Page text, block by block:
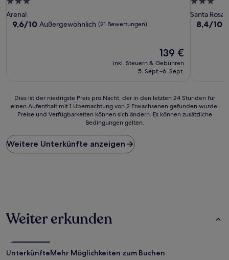
Sterne-
Unterkunft
Arenal
9.6
9,6/10 Außergewöhnlich (21 Bewertungen)
Der
Preis
beträgt
139 €
inkl. Steuern & Gebühren
5. Sept.–6. Sept.
Sterne-
Santa Rosa
8.4
8,4/10
Dies
ist
Preis
pro
Nacht,
einen
1 Übernachtung
von
Dies ist der niedrigste Preis pro Nacht, der in den letzten 24 Stunden für
einen Aufenthalt mit 1 Übernachtung von 2 Erwachsenen gefunden wurde.
Preise und Verfügbarkeiten können sich ändern. Es können zusätzliche
Bedingungen gelten.
Weitere Unterkünfte anzeigen
Weiter erkunden
UnterkünfteMehr Möglichkeiten zum Buchen